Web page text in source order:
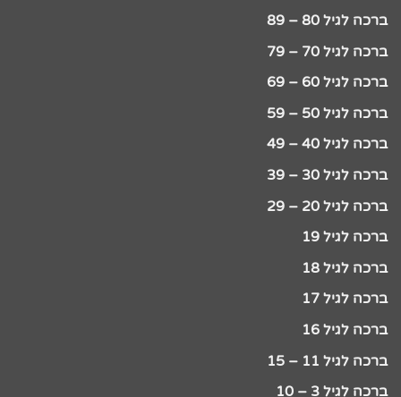
ברכה לגיל 80 – 89
ברכה לגיל 70 – 79
ברכה לגיל 60 – 69
ברכה לגיל 50 – 59
ברכה לגיל 40 – 49
ברכה לגיל 30 – 39
ברכה לגיל 20 – 29
ברכה לגיל 19
ברכה לגיל 18
ברכה לגיל 17
ברכה לגיל 16
ברכה לגיל 11 – 15
ברכה לגיל 3 – 10